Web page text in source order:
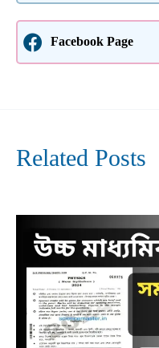
Facebook Page
Related Posts